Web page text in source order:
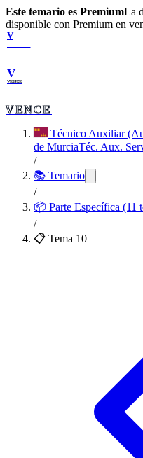
Este temario es PremiumLa
disponible con Premium en
V
V
VENCE
VENCE
Técnico Auxiliar
de MurciaTéc. Aux.
/
📚 Temario
/
📦 Parte Específica (11
/
📋 Tema 10